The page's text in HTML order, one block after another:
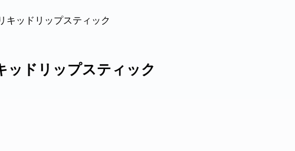
キッドリップスティック
ッドリップスティック